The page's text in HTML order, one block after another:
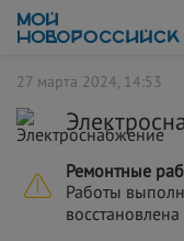
27 марта 2024, 14:53
Ремонтные
Работы